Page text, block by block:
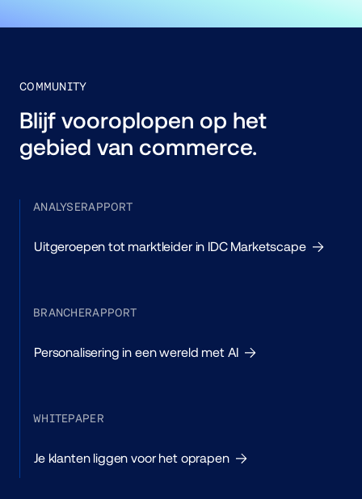
COMMUNITY
Blijf vooroplopen op het
gebied van commerce.
ANALYSERAPPORT
Uitgeroepen tot marktleider in IDC Marketscape
BRANCHERAPPORT
Personalisering in een wereld met AI
WHITEPAPER
Je klanten liggen voor het oprapen